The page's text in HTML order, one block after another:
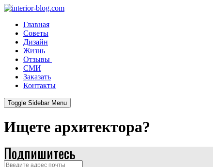
Главная
Советы
Дизайн
Жизнь
Отзывы
СМИ
Заказать
Контакты
Toggle Sidebar Menu
Ищете архитектора?
Подпишитесь